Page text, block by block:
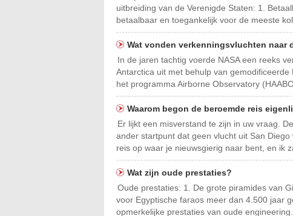
uitbreiding van de Verenigde Staten: 1.
betaalbaar en toegankelijk voor de meeste
Wat vonden verkenningsvluchten
In de jaren tachtig voerde NASA een reeks
Antarctica uit met behulp van
het programma Airborne Observatory
Waarom begon de beroemde reis
Er lijkt een misverstand te zijn in uw vraag.
ander startpunt dat geen vlucht uit San
reis op waar je nieuwsgierig naar bent, en ik
Wat zijn oude prestaties?
Oude prestaties: 1. De grote piramides van
voor Egyptische faraos meer dan 4.500 jaar
opmerkelijke prestaties van oude